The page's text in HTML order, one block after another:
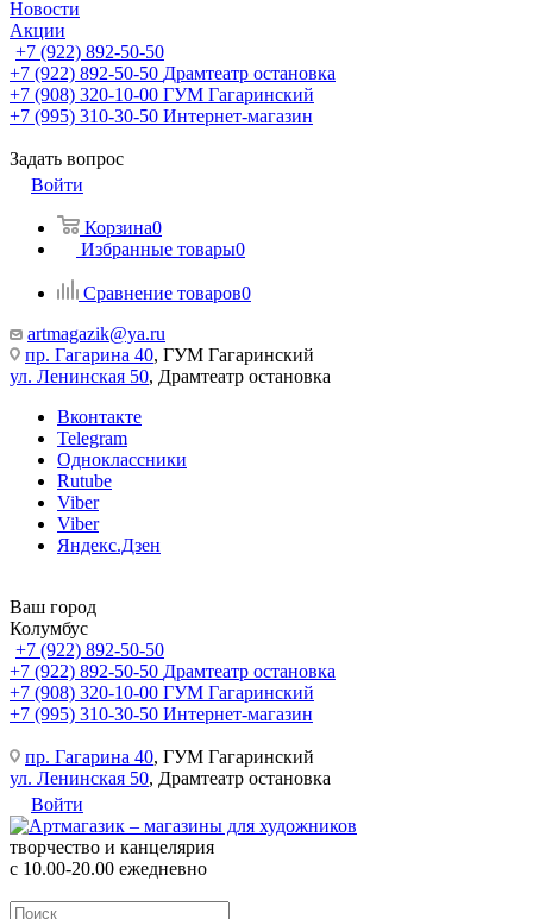
Новости
Акции
+7 (922) 892-50-50
+7 (922) 892-50-50 Драмтеатр остановка
+7 (908) 320-10-00 ГУМ Гагаринский
+7 (995) 310-30-50 Интернет-магазин
Задать вопрос
Войти
Корзина0
Избранные товары0
Сравнение товаров0
artmagazik@ya.ru
пр. Гагарина 40, ГУМ Гагаринский
ул. Ленинская 50, Драмтеатр остановка
Вконтакте
Telegram
Одноклассники
Rutube
Viber
Viber
Яндекс.Дзен
Ваш город
Колумбус
+7 (922) 892-50-50
+7 (922) 892-50-50 Драмтеатр остановка
+7 (908) 320-10-00 ГУМ Гагаринский
+7 (995) 310-30-50 Интернет-магазин
пр. Гагарина 40, ГУМ Гагаринский
ул. Ленинская 50, Драмтеатр остановка
Войти
творчество и канцелярия
с 10.00-20.00 ежедневно